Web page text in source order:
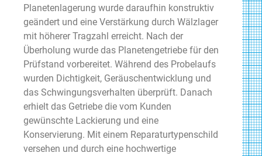
Planetenlagerung wurde daraufhin konstruktiv
geändert und eine Verstärkung durch Wälzlager
mit höherer Tragzahl erreicht. Nach der
Überholung wurde das Planetengetriebe für den
Prüfstand vorbereitet. Während des Probelaufs
wurden Dichtigkeit, Geräuschentwicklung und
das Schwingungsverhalten überprüft. Danach
erhielt das Getriebe die vom Kunden
gewünschte Lackierung und eine
Konservierung. Mit einem Reparaturtypenschild
versehen und durch eine hochwertige